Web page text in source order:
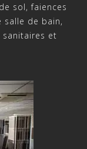
sol, faiences
salle de bain,
sanitaires et